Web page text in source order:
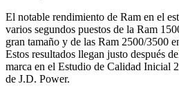
El notable rendimiento de Ram en el
varios segundos puestos de la Ram
gran tamaño y de las Ram 2500/3500
Estos resultados llegan justo después
marca en el Estudio de Calidad Inicial
de J.D. Power.